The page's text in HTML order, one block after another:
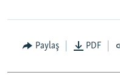
Auto 240p
720p
Paylaş PDF